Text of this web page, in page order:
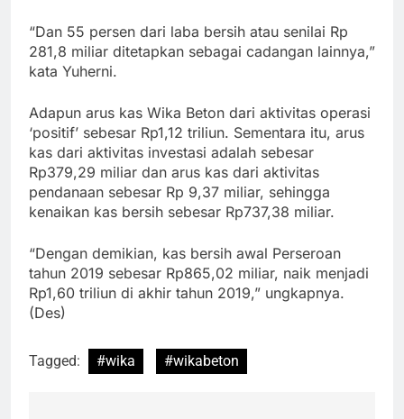
“Dan 55 persen dari laba bersih atau senilai Rp
281,8 miliar ditetapkan sebagai cadangan lainnya,”
kata Yuherni.
Adapun arus kas Wika Beton dari aktivitas operasi
‘positif’ sebesar Rp1,12 triliun. Sementara itu, arus
kas dari aktivitas investasi adalah sebesar
Rp379,29 miliar dan arus kas dari aktivitas
pendanaan sebesar Rp 9,37 miliar, sehingga
kenaikan kas bersih sebesar Rp737,38 miliar.
“Dengan demikian, kas bersih awal Perseroan
tahun 2019 sebesar Rp865,02 miliar, naik menjadi
Rp1,60 triliun di akhir tahun 2019,” ungkapnya.
(Des)
Tagged: #wika #wikabeton